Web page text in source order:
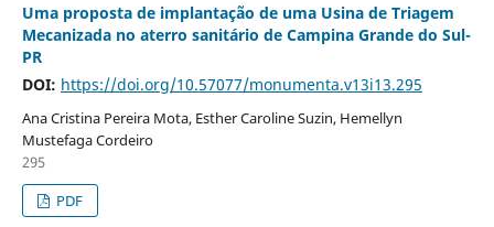
Uma proposta de implantação de uma Usina de Triagem
Mecanizada no aterro sanitário de Campina Grande do Sul-
PR
DOI: https://doi.org/10.57077/monumenta.v13i13.295
Ana Cristina Pereira Mota, Esther Caroline Suzin, Hemellyn
Mustefaga Cordeiro
295
PDF